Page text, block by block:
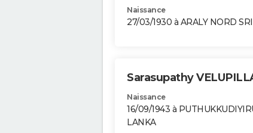
Naissance
27/03/1930 à ARALY NORD
Sarasupathy
Naissance
16/09/1943 à
LANKA